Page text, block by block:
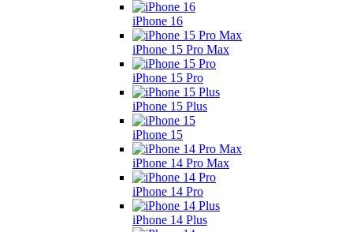
iPhone 16
iPhone 15 Pro Max
iPhone 15 Pro
iPhone 15 Plus
iPhone 15
iPhone 14 Pro Max
iPhone 14 Pro
iPhone 14 Plus